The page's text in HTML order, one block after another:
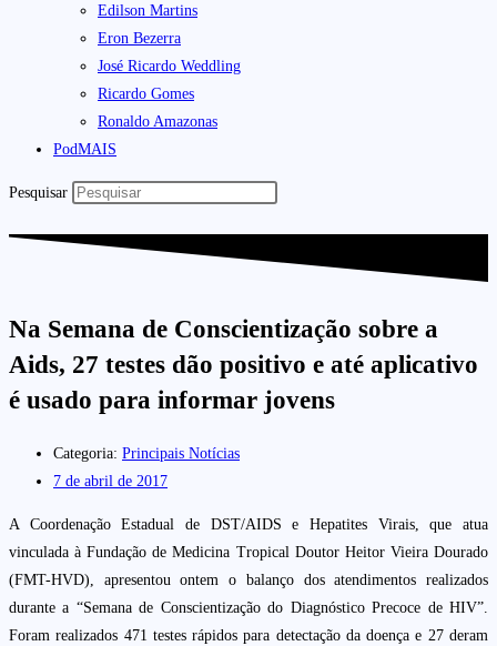
Edilson Martins
Eron Bezerra
José Ricardo Weddling
Ricardo Gomes
Ronaldo Amazonas
PodMAIS
Pesquisar
Na Semana de Conscientização sobre a
Aids, 27 testes dão positivo e até aplicativo
é usado para informar jovens
Categoria: Principais Notícias
7 de abril de 2017
A Coordenação Estadual de DST/AIDS e Hepatites Virais, que atua
vinculada à Fundação de Medicina Tropical Doutor Heitor Vieira Dourado
(FMT-HVD), apresentou ontem o balanço dos atendimentos realizados
durante a “Semana de Conscientização do Diagnóstico Precoce de HIV”.
Foram realizados 471 testes rápidos para detectação da doença e 27 deram